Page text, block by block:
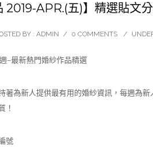
2019-APR.(五)】精選貼文
BY : ADMIN / 0 COMMENTS /
–最新熱門婚紗作品精選
著為新人提供最有用的婚紗資訊，每週為
！
號